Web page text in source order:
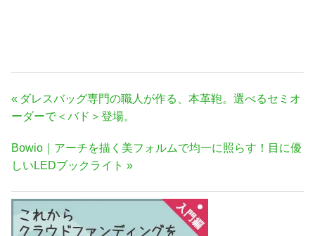
投
稿
ビ
ゲ
ー
シ
ョ
前
の
事:
ダレスバッグ専門の職人が作る、本革鞄。選べるセミオ
ーダーで＜バド＞登場。
次
の
事:
Bowio｜アーチを描く美フォルムで均一に照らす！目に優
しいLEDブックライト